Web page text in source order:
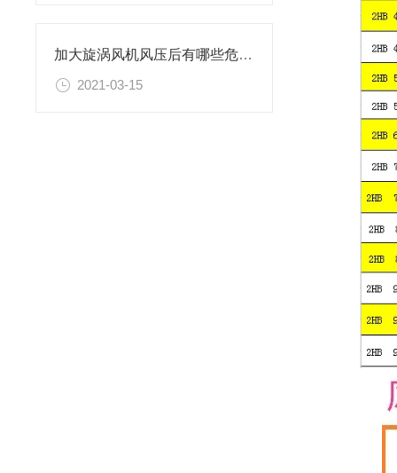
加大旋涡风机风压后有哪些危害？根管道长短有关系吗？
2021-03-15